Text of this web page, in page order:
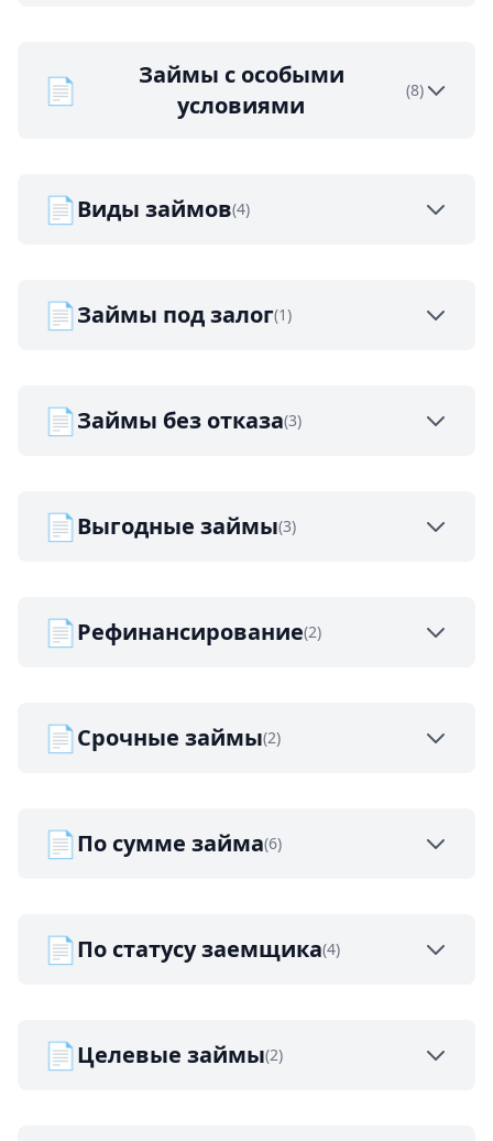
📄
Займы с особыми
условиями
(8)
📄Виды займов(4)
📄Займы под залог(1)
📄Займы без отказа(3)
📄Выгодные займы(3)
📄Рефинансирование(2)
📄Срочные займы(2)
📄По сумме займа(6)
📄По статусу заемщика(4)
📄Целевые займы(2)